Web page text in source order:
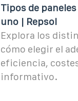
Tipos de
uno | Repsol
Explora los
cómo elegir el
eficiencia,
informativo.